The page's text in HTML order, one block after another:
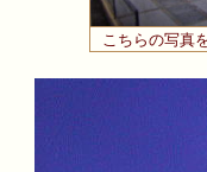
こちらの写真